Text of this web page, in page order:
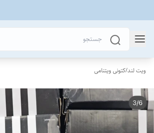
ویت لند/کتونی ویتنامی